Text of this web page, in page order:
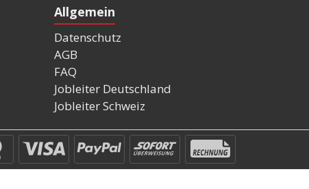
Allgemein
Datenschutz
AGB
FAQ
Jobleiter Deutschland
Jobleiter Schweiz